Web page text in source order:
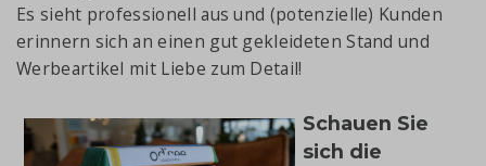
Es sieht professionell aus und (potenzielle) Kunden
erinnern sich an einen gut gekleideten Stand und
Werbeartikel mit Liebe zum Detail!
Schauen Sie
sich die